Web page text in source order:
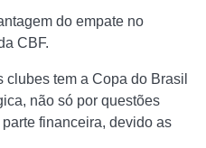
do empate no
CBF.
tem a Copa do Brasil
não só por questões
financeira, devido as